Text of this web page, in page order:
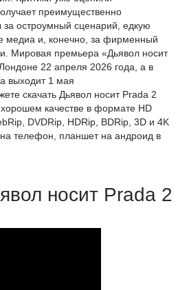
преимущественно
остроумный сценарий, едкую
медиа и, конечно, за фирменный
Мировая премьера «Дьявол носит
22 апреля 2026 года, а в
выходит 1 мая
скачать Дьявол носит Prada 2
качестве в формате HD
DVDRip, HDRip, BDRip, 3D и 4K
телефон, планшет на андроид в
носит Prada 2